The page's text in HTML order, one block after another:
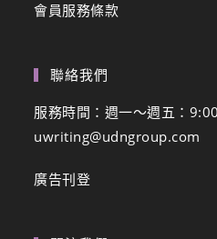
會員服務條款
聯絡我們
服務時間：週一～週五：
uwriting@udngroup.com
廣告刊登